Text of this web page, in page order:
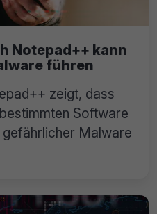
Notepad++ kann
führen
zeigt, dass
Software
Malware